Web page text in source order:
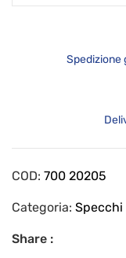
Spedizione
COD: 700 20205
Categoria: Specchi
Share :